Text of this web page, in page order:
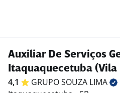
Auxiliar De Serviços
Itaquaquecetuba (Vila
4,1 GRUPO SOUZA LIMA